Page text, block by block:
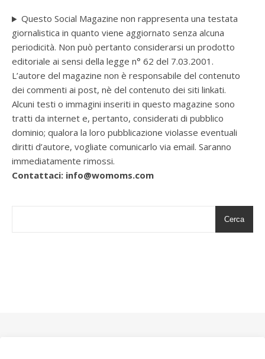
Questo Social Magazine non rappresenta una testata
giornalistica in quanto viene aggiornato senza alcuna
periodicità. Non può pertanto considerarsi un prodotto
editoriale ai sensi della legge n° 62 del 7.03.2001.
L’autore del magazine non è responsabile del contenuto
dei commenti ai post, nè del contenuto dei siti linkati.
Alcuni testi o immagini inseriti in questo magazine sono
tratti da internet e, pertanto, considerati di pubblico
dominio; qualora la loro pubblicazione violasse eventuali
diritti d’autore, vogliate comunicarlo via email. Saranno
immediatamente rimossi.
Contattaci: info@womoms.com
Cerca